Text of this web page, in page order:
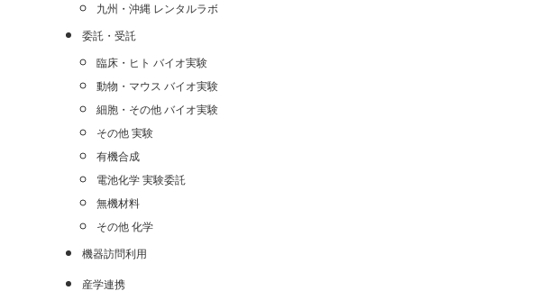
九州・沖縄 レンタルラボ
委託・受託
臨床・ヒト バイオ実験
動物・マウス バイオ実験
細胞・その他 バイオ実験
その他 実験
有機合成
電池化学 実験委託
無機材料
その他 化学
機器訪問利用
産学連携